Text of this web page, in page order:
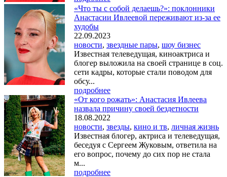
«Что ты с собой делаешь?»: поклонники
Анастасии Ивлеевой переживают из-за ее
худобы
22.09.2023
новости, звездные пары, шоу бизнес
Известная телеведущая, киноактриса и
блогер выложила на своей странице в соц.
сети кадры, которые стали поводом для
обсу...
подробнее
«От кого рожать»: Анастасия Ивлеева
назвала причину своей бездетности
18.08.2022
новости, звезды, кино и тв, личная жизнь
Известная блогер, актриса и телеведущая,
беседуя с Сергеем Жуковым, ответила на
его вопрос, почему до сих пор не стала
м...
подробнее